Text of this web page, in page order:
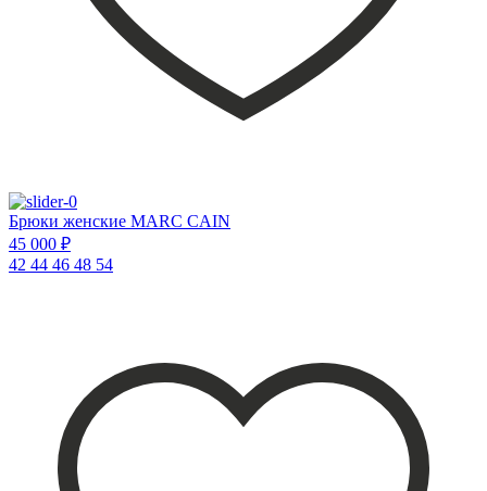
Брюки женские MARC CAIN
45 000 ₽
42 44 46 48 54